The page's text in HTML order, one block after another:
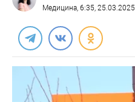
Медицина, 6:35, 25.03.2025